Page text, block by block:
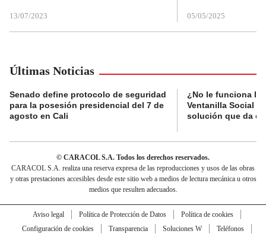
13/07/2023 05/05/2025
Últimas Noticias
Senado define protocolo de seguridad
para la posesión presidencial del 7 de
agosto en Cali
¿No le funciona la
Ventanilla Social
solución que da el
© CARACOL S.A. Todos los derechos reservados.
CARACOL S.A. realiza una reserva expresa de las reproducciones y usos de las obras
y otras prestaciones accesibles desde este sitio web a medios de lectura mecánica u otros
medios que resulten adecuados.
Aviso legal Política de Protección de Datos
Política de cookies
Configuración de cookies
Transparencia Soluciones W
Teléfonos